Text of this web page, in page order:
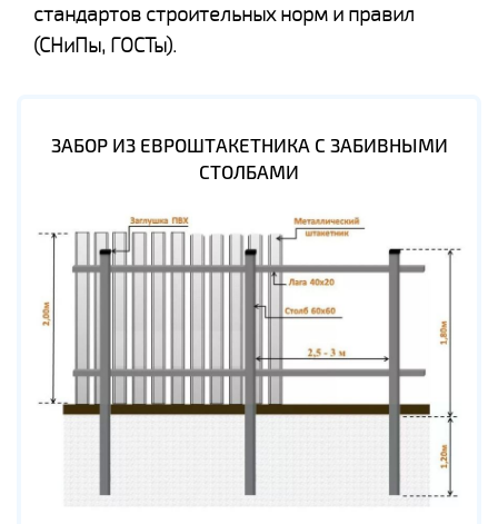
стандартов строительных норм и правил
(СНиПы, ГОСТы).
ЗАБОР ИЗ ЕВРОШТАКЕТНИКА С ЗАБИВНЫМИ
СТОЛБАМИ